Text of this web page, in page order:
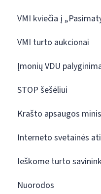
VMI kviečia į
VMI turto aukcionai
Įmonių VDU
STOP šešėliui
Krašto apsaugos
Interneto svetainės
Ieškome turto
Nuorodos